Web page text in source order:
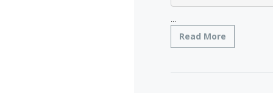
...
Read More